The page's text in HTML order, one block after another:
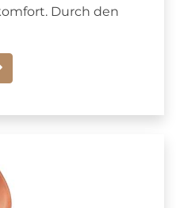
Durch den